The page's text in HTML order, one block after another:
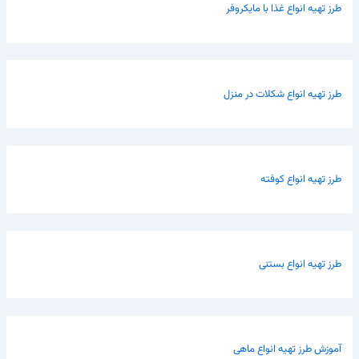
طرز تهیه انواع غذا با مایکروفر
طرز تهیه انواع شکلات در منزل
طرز تهیه انواع کوفته
طرز تهیه انواع بستنی
آموزش طرز تهیه انواع ماهی